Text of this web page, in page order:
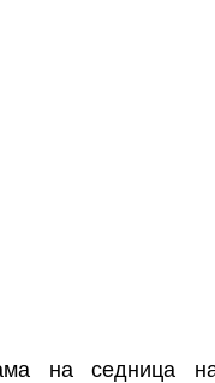
на седница